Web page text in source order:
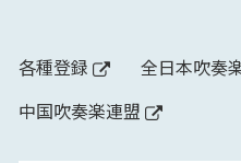
各種登録
全日本吹奏
中国吹奏楽連盟